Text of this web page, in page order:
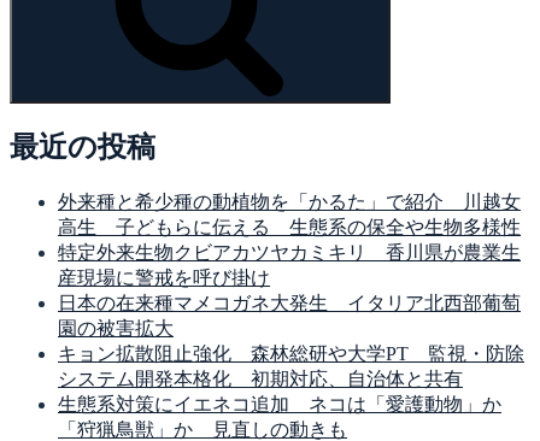
最近の投稿
外来種と希少種の動植物を「かるた」で紹介 川越女
高生 子どもらに伝える 生態系の保全や生物多様性
特定外来生物クビアカツヤカミキリ 香川県が農業生
産現場に警戒を呼び掛け
日本の在来種マメコガネ大発生 イタリア北西部葡萄
園の被害拡大
キョン拡散阻止強化 森林総研や大学PT 監視・防除
システム開発本格化 初期対応、自治体と共有
生態系対策にイエネコ追加 ネコは「愛護動物」か
「狩猟鳥獣」か 見直しの動きも